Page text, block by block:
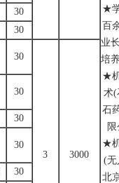
★
百
业
培
★
术(
石
★
(无
北
30
30
30
3 3000
30
30
30
30